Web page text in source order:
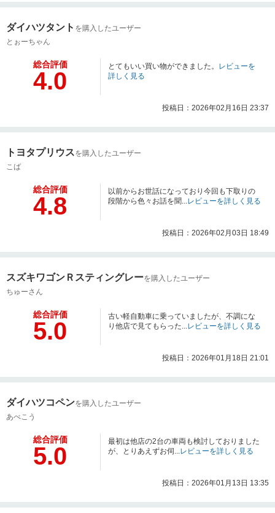
ダイハツタント を購入したユーザー
とぉーちゃん
総合評価
4.0
とてもいい買い物ができました。 レビューを
詳しく見る
投稿日：2026年02月16日 23:37
トヨタプリウスを購入したユーザー
こば
総合評価
4.8
以前からお世話になっており今回も下取りの
段階から色々お話を聞...レビューを詳しく見る
投稿日：2026年02月03日 18:49
スズキワゴンＲスティングレーを購入したユーザー
ちゅーさん
総合評価
5.0
古い軽自動車に乗っていましたが、不調にな
り他店で見てもらった...レビューを詳しく見る
投稿日：2026年01月18日 21:01
ダイハツコペンを購入したユーザー
あべこう
総合評価
5.0
最初は他店の2台の車両も検討しておりました
が、とりあえずお伺...レビューを詳しく見る
投稿日：2026年01月13日 13:35